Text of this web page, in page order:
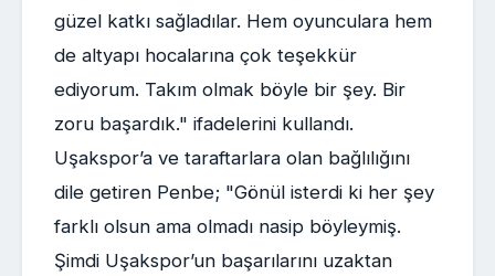
güzel katkı sağladılar. Hem oyunculara hem
de altyapı hocalarına çok teşekkür
ediyorum. Takım olmak böyle bir şey. Bir
zoru başardık." ifadelerini kullandı.
Uşakspor’a ve taraftarlara olan bağlılığını
dile getiren Penbe; "Gönül isterdi ki her şey
farklı olsun ama olmadı nasip böyleymiş.
Şimdi Uşakspor’un başarılarını uzaktan